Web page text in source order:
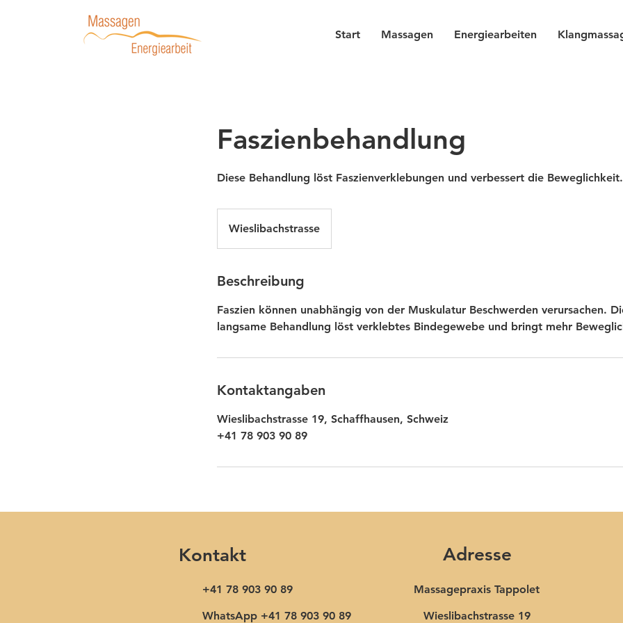
Start Massagen Energiearbeiten
Faszienbehandlung
Diese Behandlung löst Faszienverklebungen und verbessert die Beweglichkeit.
Wieslibachstrasse
Beschreibung
Faszien können unabhängig von der Muskulatur Beschwerden verursachen.
langsame Behandlung löst verklebtes Bindegewebe und bringt mehr
Kontaktangaben
Wieslibachstrasse 19, Schaffhausen, Schweiz
+41 78 903 90 89
Kontakt Adresse
+41 78 903 90 89
WhatsApp +41 78 903 90 89
Massagepraxis Tappolet​
Wieslibachstrasse 19